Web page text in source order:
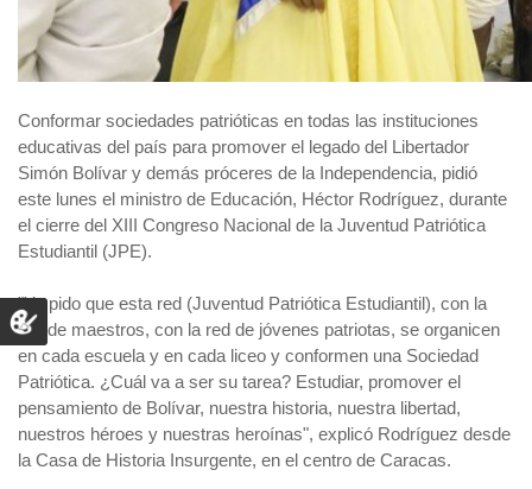
Conformar sociedades patrióticas en todas las instituciones
educativas del país para promover el legado del Libertador
Simón Bolívar y demás próceres de la Independencia, pidió
este lunes el ministro de Educación, Héctor Rodríguez, durante
el cierre del XIII Congreso Nacional de la Juventud Patriótica
Estudiantil (JPE).
"Yo pido que esta red (Juventud Patriótica Estudiantil), con la
red de maestros, con la red de jóvenes patriotas, se organicen
en cada escuela y en cada liceo y conformen una Sociedad
Patriótica. ¿Cuál va a ser su tarea? Estudiar, promover el
pensamiento de Bolívar, nuestra historia, nuestra libertad,
nuestros héroes y nuestras heroínas", explicó Rodríguez desde
la Casa de Historia Insurgente, en el centro de Caracas.